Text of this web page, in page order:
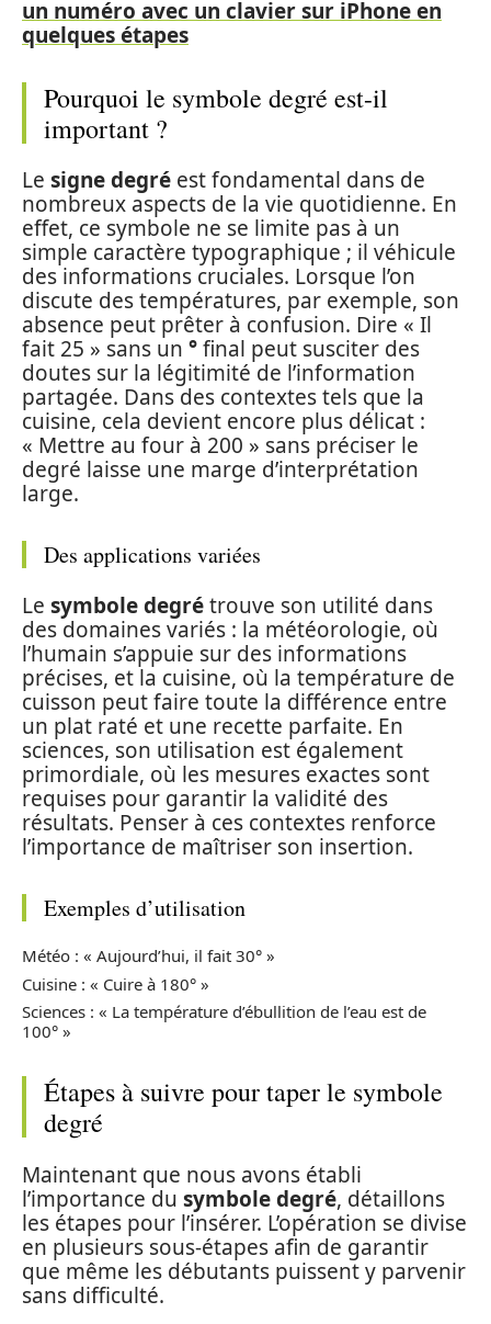
un numéro avec un clavier sur iPhone en
quelques étapes
Pourquoi le symbole degré est-il
important ?
Le signe degré est fondamental dans de
nombreux aspects de la vie quotidienne. En
effet, ce symbole ne se limite pas à un
simple caractère typographique ; il véhicule
des informations cruciales. Lorsque l’on
discute des températures, par exemple, son
absence peut prêter à confusion. Dire « Il
fait 25 » sans un °final peut susciter des
doutes sur la légitimité de l’information
partagée. Dans des contextes tels que la
cuisine, cela devient encore plus délicat :
« Mettre au four à 200 » sans préciser le
degré laisse une marge d’interprétation
large.
Des applications variées
Le symbole degrétrouve son utilité dans
des domaines variés : la météorologie, où
l’humain s’appuie sur des informations
précises, et la cuisine, où la température de
cuisson peut faire toute la différence entre
un plat raté et une recette parfaite. En
sciences, son utilisation est également
primordiale, où les mesures exactes sont
requises pour garantir la validité des
résultats. Penser à ces contextes renforce
l’importance de maîtriser son insertion.
Exemples d’utilisation
Météo : « Aujourd’hui, il fait 30° »
Cuisine : « Cuire à 180° »
Sciences : « La température d’ébullition de l’eau est de
100° »
Étapes à suivre pour taper le symbole
degré
Maintenant que nous avons établi
l’importance du symbole degré, détaillons
les étapes pour l’insérer. L’opération se divise
en plusieurs sous-étapes afin de garantir
que même les débutants puissent y parvenir
sans difficulté.